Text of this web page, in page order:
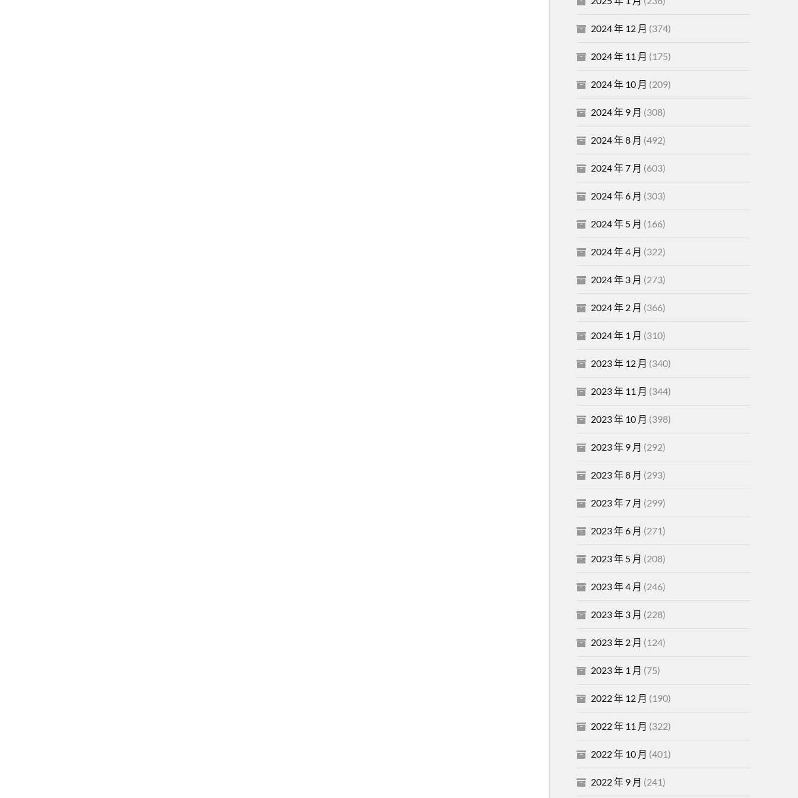
2024 年 12 月 (374)
2024 年 11 月 (175)
2024 年 10 月 (209)
2024 年 9 月 (308)
2024 年 8 月 (492)
2024 年 7 月 (603)
2024 年 6 月 (303)
2024 年 5 月 (166)
2024 年 4 月 (322)
2024 年 3 月 (273)
2024 年 2 月 (366)
2024 年 1 月 (310)
2023 年 12 月 (340)
2023 年 11 月 (344)
2023 年 10 月 (398)
2023 年 9 月 (292)
2023 年 8 月 (293)
2023 年 7 月 (299)
2023 年 6 月 (271)
2023 年 5 月 (208)
2023 年 4 月 (246)
2023 年 3 月 (228)
2023 年 2 月 (124)
2023 年 1 月 (75)
2022 年 12 月 (190)
2022 年 11 月 (322)
2022 年 10 月 (401)
2022 年 9 月 (241)